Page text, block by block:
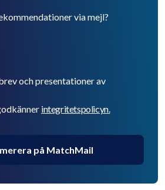
via mejl?
och presentationer av
integritetspolicyn.
på MatchMail